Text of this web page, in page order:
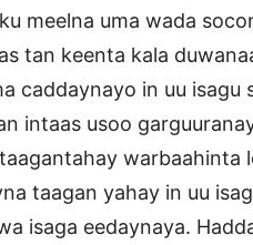
meelna uma wada
tan keenta kala
caddaynayo in uu isagu
intaas usoo
warbaahinta
taagan yahay in uu
isaga eedaynaya.